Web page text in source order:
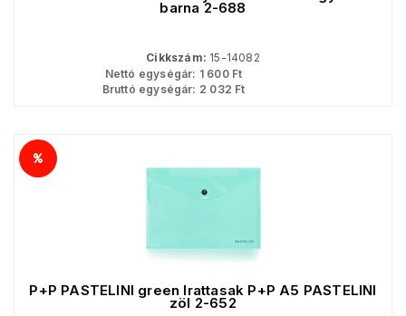
barna 2-688
Cikkszám: 15-14082
Nettó egységár: 1 600Ft
Bruttó egységár: 2 032 Ft
P+P PASTELINI green Irattasak P+P A5 PASTELINI
zöl 2-652